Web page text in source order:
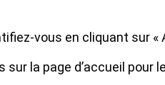
vous en cliquant sur «
la page dʼaccueil pour